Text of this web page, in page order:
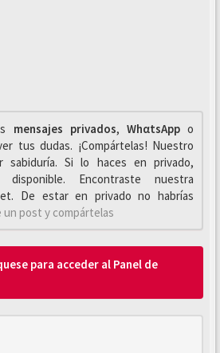
mensajes privados, WhαtsAppo
tus dudas. ¡Compártelas! Nuestro
sabiduría. Si lo haces en privado,
Encontraste nuestra
De estar en privado no habrías
un post y compártelas
para acceder al Panel de